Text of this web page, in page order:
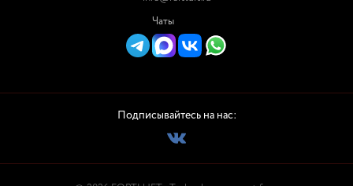
Чаты
Подписывайтесь на нас: